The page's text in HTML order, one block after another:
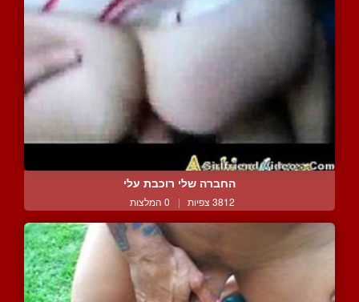
החברה שלי רוכבת עלי
3812 צפיות | 0 המלצות